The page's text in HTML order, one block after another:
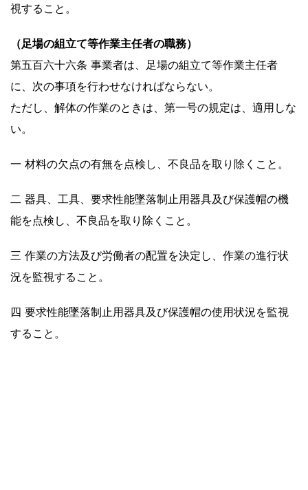
視すること。
（足場の組立て等作業主任者の職務）
第五百六十六条 事業者は、足場の組立て等作業主任者
に、次の事項を行わせなければならない。
ただし、解体の作業のときは、第一号の規定は、適用しな
い。
一 材料の欠点の有無を点検し、不良品を取り除くこと。
二 器具、工具、要求性能墜落制止用器具及び保護帽の機
能を点検し、不良品を取り除くこと。
三 作業の方法及び労働者の配置を決定し、作業の進行状
況を監視すること。
四 要求性能墜落制止用器具及び保護帽の使用状況を監視
すること。